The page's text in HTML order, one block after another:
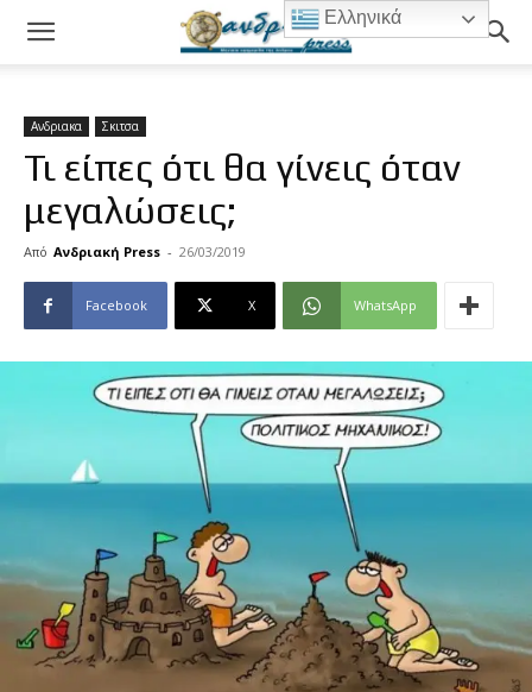
Ανδριακα Σκιτσα
Τι είπες ότι θα γίνεις όταν
μεγαλώσεις;
Από Ανδριακή Press - 26/03/2019
Facebook X WhatsApp
Ελληνικά